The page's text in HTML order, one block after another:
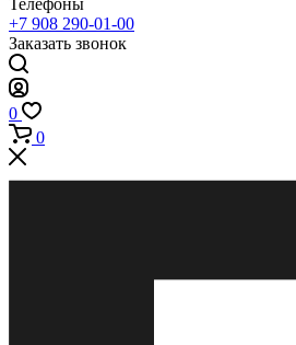
Телефоны
+7 908 290-01-00
Заказать звонок
0
0